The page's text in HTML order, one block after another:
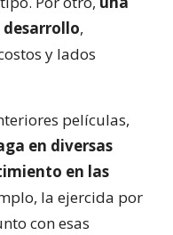
,
y lados
películas,
en diversas
en las
la ejercida por
con esas